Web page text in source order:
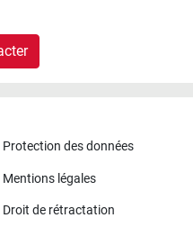
Protection des données
Mentions légales
Droit de rétractation